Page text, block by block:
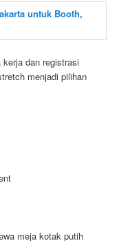
dan registrasi
menjadi pilihan
meja kotak putih